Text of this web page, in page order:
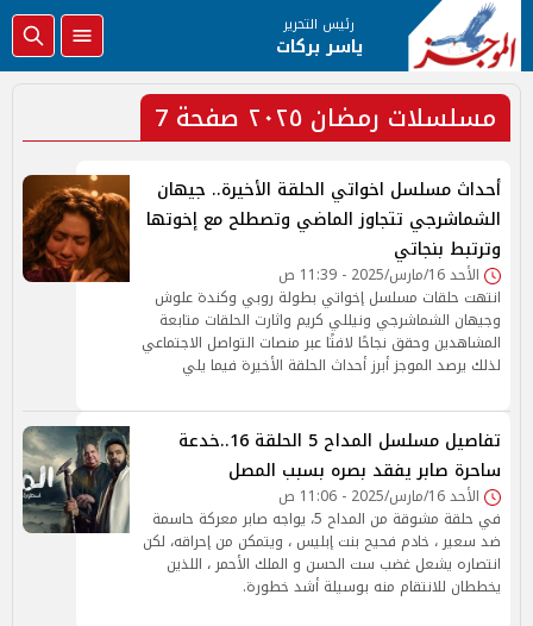
رئيس التحرير
ياسر بركات
مسلسلات رمضان ٢٠٢٥ صفحة 7
أحداث مسلسل اخواتي الحلقة الأخيرة.. جيهان
الشماشرجي تتجاوز الماضي وتصطلح مع إخوتها
وترتبط بنجاتي
الأحد 16/مارس/2025 - 11:39 ص
انتهت حلقات مسلسل إخواتي بطولة روبي وكندة علوش
وجيهان الشماشرجي ونيللي كريم واثارت الحلقات متابعة
المشاهدين وحقق نجاحًا لافتًا عبر منصات التواصل الاجتماعي
لذلك يرصد الموجز أبرز أحداث الحلقة الأخيرة فيما يلي
تفاصيل مسلسل المداح 5 الحلقة 16..خدعة
ساحرة صابر يفقد بصره بسبب المصل
الأحد 16/مارس/2025 - 11:06 ص
في حلقة مشوقة من المداح 5، يواجه صابر معركة حاسمة
ضد سعير ، خادم فحيح بنت إبليس ، ويتمكن من إحراقه، لكن
انتصاره يشعل غضب ست الحسن و الملك الأحمر ، اللذين
يخططان للانتقام منه بوسيلة أشد خطورة.